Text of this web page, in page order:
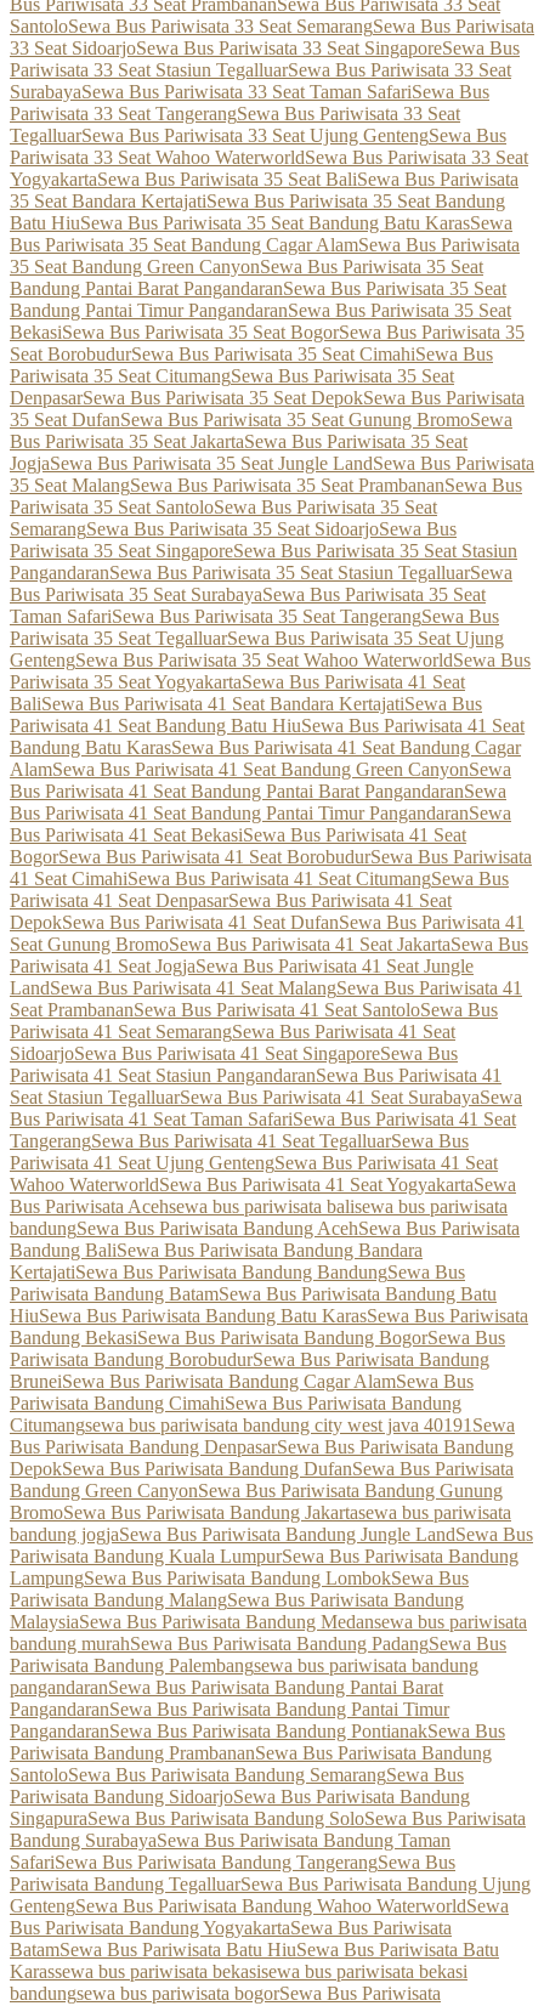
Bus Pariwisata 33 Seat PrambananSewa Bus Pariwisata 33 Seat
SantoloSewa Bus Pariwisata 33 Seat SemarangSewa Bus Pariwisata
33 Seat SidoarjoSewa Bus Pariwisata 33 Seat SingaporeSewa Bus
Pariwisata 33 Seat Stasiun TegalluarSewa Bus Pariwisata 33 Seat
SurabayaSewa Bus Pariwisata 33 Seat Taman SafariSewa Bus
Pariwisata 33 Seat TangerangSewa Bus Pariwisata 33 Seat
TegalluarSewa Bus Pariwisata 33 Seat Ujung GentengSewa Bus
Pariwisata 33 Seat Wahoo WaterworldSewa Bus Pariwisata 33 Seat
YogyakartaSewa Bus Pariwisata 35 Seat BaliSewa Bus Pariwisata
35 Seat Bandara KertajatiSewa Bus Pariwisata 35 Seat Bandung
Batu HiuSewa Bus Pariwisata 35 Seat Bandung Batu KarasSewa
Bus Pariwisata 35 Seat Bandung Cagar AlamSewa Bus Pariwisata
35 Seat Bandung Green CanyonSewa Bus Pariwisata 35 Seat
Bandung Pantai Barat PangandaranSewa Bus Pariwisata 35 Seat
Bandung Pantai Timur PangandaranSewa Bus Pariwisata 35 Seat
BekasiSewa Bus Pariwisata 35 Seat BogorSewa Bus Pariwisata 35
Seat BorobudurSewa Bus Pariwisata 35 Seat CimahiSewa Bus
Pariwisata 35 Seat CitumangSewa Bus Pariwisata 35 Seat
DenpasarSewa Bus Pariwisata 35 Seat DepokSewa Bus Pariwisata
35 Seat DufanSewa Bus Pariwisata 35 Seat Gunung BromoSewa
Bus Pariwisata 35 Seat JakartaSewa Bus Pariwisata 35 Seat
JogjaSewa Bus Pariwisata 35 Seat Jungle LandSewa Bus Pariwisata
35 Seat MalangSewa Bus Pariwisata 35 Seat PrambananSewa Bus
Pariwisata 35 Seat SantoloSewa Bus Pariwisata 35 Seat
SemarangSewa Bus Pariwisata 35 Seat SidoarjoSewa Bus
Pariwisata 35 Seat SingaporeSewa Bus Pariwisata 35 Seat Stasiun
PangandaranSewa Bus Pariwisata 35 Seat Stasiun TegalluarSewa
Bus Pariwisata 35 Seat SurabayaSewa Bus Pariwisata 35 Seat
Taman SafariSewa Bus Pariwisata 35 Seat TangerangSewa Bus
Pariwisata 35 Seat TegalluarSewa Bus Pariwisata 35 Seat Ujung
GentengSewa Bus Pariwisata 35 Seat Wahoo WaterworldSewa Bus
Pariwisata 35 Seat YogyakartaSewa Bus Pariwisata 41 Seat
BaliSewa Bus Pariwisata 41 Seat Bandara KertajatiSewa Bus
Pariwisata 41 Seat Bandung Batu HiuSewa Bus Pariwisata 41 Seat
Bandung Batu KarasSewa Bus Pariwisata 41 Seat Bandung Cagar
AlamSewa Bus Pariwisata 41 Seat Bandung Green CanyonSewa
Bus Pariwisata 41 Seat Bandung Pantai Barat PangandaranSewa
Bus Pariwisata 41 Seat Bandung Pantai Timur PangandaranSewa
Bus Pariwisata 41 Seat BekasiSewa Bus Pariwisata 41 Seat
BogorSewa Bus Pariwisata 41 Seat BorobudurSewa Bus Pariwisata
41 Seat CimahiSewa Bus Pariwisata 41 Seat CitumangSewa Bus
Pariwisata 41 Seat DenpasarSewa Bus Pariwisata 41 Seat
DepokSewa Bus Pariwisata 41 Seat DufanSewa Bus Pariwisata 41
Seat Gunung BromoSewa Bus Pariwisata 41 Seat JakartaSewa Bus
Pariwisata 41 Seat JogjaSewa Bus Pariwisata 41 Seat Jungle
LandSewa Bus Pariwisata 41 Seat MalangSewa Bus Pariwisata 41
Seat PrambananSewa Bus Pariwisata 41 Seat SantoloSewa Bus
Pariwisata 41 Seat SemarangSewa Bus Pariwisata 41 Seat
SidoarjoSewa Bus Pariwisata 41 Seat SingaporeSewa Bus
Pariwisata 41 Seat Stasiun PangandaranSewa Bus Pariwisata 41
Seat Stasiun TegalluarSewa Bus Pariwisata 41 Seat SurabayaSewa
Bus Pariwisata 41 Seat Taman SafariSewa Bus Pariwisata 41 Seat
TangerangSewa Bus Pariwisata 41 Seat TegalluarSewa Bus
Pariwisata 41 Seat Ujung GentengSewa Bus Pariwisata 41 Seat
Wahoo WaterworldSewa Bus Pariwisata 41 Seat YogyakartaSewa
Bus Pariwisata Acehsewa bus pariwisata balisewa bus pariwisata
bandungSewa Bus Pariwisata Bandung AcehSewa Bus Pariwisata
Bandung BaliSewa Bus Pariwisata Bandung Bandara
KertajatiSewa Bus Pariwisata Bandung BandungSewa Bus
Pariwisata Bandung BatamSewa Bus Pariwisata Bandung Batu
HiuSewa Bus Pariwisata Bandung Batu KarasSewa Bus Pariwisata
Bandung BekasiSewa Bus Pariwisata Bandung BogorSewa Bus
Pariwisata Bandung BorobudurSewa Bus Pariwisata Bandung
BruneiSewa Bus Pariwisata Bandung Cagar AlamSewa Bus
Pariwisata Bandung CimahiSewa Bus Pariwisata Bandung
Citumangsewa bus pariwisata bandung city west java 40191Sewa
Bus Pariwisata Bandung DenpasarSewa Bus Pariwisata Bandung
DepokSewa Bus Pariwisata Bandung DufanSewa Bus Pariwisata
Bandung Green CanyonSewa Bus Pariwisata Bandung Gunung
BromoSewa Bus Pariwisata Bandung Jakartasewa bus pariwisata
bandung jogjaSewa Bus Pariwisata Bandung Jungle LandSewa Bus
Pariwisata Bandung Kuala LumpurSewa Bus Pariwisata Bandung
LampungSewa Bus Pariwisata Bandung LombokSewa Bus
Pariwisata Bandung MalangSewa Bus Pariwisata Bandung
MalaysiaSewa Bus Pariwisata Bandung Medansewa bus pariwisata
bandung murahSewa Bus Pariwisata Bandung PadangSewa Bus
Pariwisata Bandung Palembangsewa bus pariwisata bandung
pangandaranSewa Bus Pariwisata Bandung Pantai Barat
PangandaranSewa Bus Pariwisata Bandung Pantai Timur
PangandaranSewa Bus Pariwisata Bandung PontianakSewa Bus
Pariwisata Bandung PrambananSewa Bus Pariwisata Bandung
SantoloSewa Bus Pariwisata Bandung SemarangSewa Bus
Pariwisata Bandung SidoarjoSewa Bus Pariwisata Bandung
SingapuraSewa Bus Pariwisata Bandung SoloSewa Bus Pariwisata
Bandung SurabayaSewa Bus Pariwisata Bandung Taman
SafariSewa Bus Pariwisata Bandung TangerangSewa Bus
Pariwisata Bandung TegalluarSewa Bus Pariwisata Bandung Ujung
GentengSewa Bus Pariwisata Bandung Wahoo WaterworldSewa
Bus Pariwisata Bandung YogyakartaSewa Bus Pariwisata
BatamSewa Bus Pariwisata Batu HiuSewa Bus Pariwisata Batu
Karassewa bus pariwisata bekasisewa bus pariwisata bekasi
bandungsewa bus pariwisata bogorSewa Bus Pariwisata